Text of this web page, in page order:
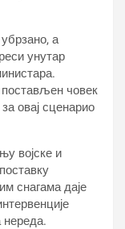
а
унутар
постављен човек
овај сценарио
војске и
снагама даје
нереда.